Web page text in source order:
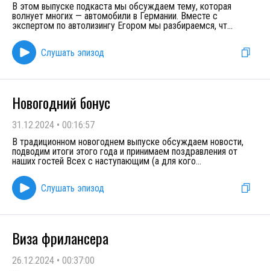
В этом выпуске подкаста мы обсуждаем тему, которая
волнует многих — автомобили в Германии. Вместе с
экспертом по автолизингу Егором мы разбираемся, чт...
Слушать эпизод
Новогодний бонус
31.12.2024 • 00:16:57
В традиционном новогоднем выпуске обсуждаем новости,
подводим итоги этого года и принимаем поздравления от
наших гостей Всех с наступающим (а для кого...
Слушать эпизод
Виза фрилансера
26.12.2024 • 00:37:00